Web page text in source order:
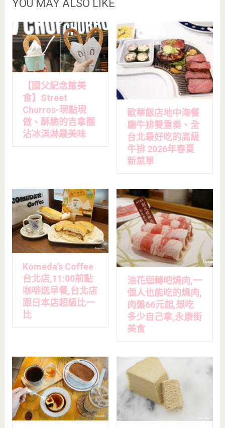
YOU MAY ALSO LIKE
【國父紀念館美
食】Street
Churros-現點現
做、酥脆的吉拿圈
沾冰淇淋最美味
歐華飯店地中海餐
廳牛排雙重奏、全
台北最好吃的高級
牛排 2026年春夏
新菜單
Komeda’s Coffee
台北店,11:00前點
咖啡送早餐,台北店
跟日本店超級比一
比
油花迴轉吧燒肉,一
個人也能吃的燒肉,
肉盤66元起,想吃
多少自己拿,永康街
美食